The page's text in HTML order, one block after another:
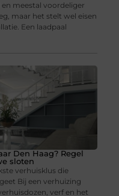
meestal voordeliger
maar het stelt wel eisen
Een laadpaal
Den Haag? Regel
sloten
verhuisklus die
Bij een verhuizing
verf en het